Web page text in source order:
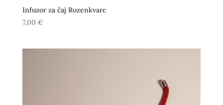
Infuzor za čaj Rozenkvarc
7,00 €